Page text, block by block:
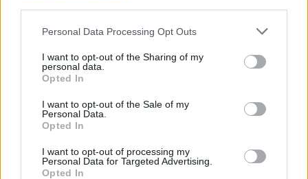
Please note that this website/app uses one or more Google
not limited to your visit or usage behaviour. You may click to
grant or deny consent to Google and its third-party tags to
use your data for below specified purposes in below Google
consent section.
Personal Data Processing Opt Outs
I want to opt-out of the Sharing of my
personal data.
Opted In
I want to opt-out of the Sale of my
Personal Data.
Opted In
I want to opt-out of processing my
Personal Data for Targeted Advertising.
Opted In